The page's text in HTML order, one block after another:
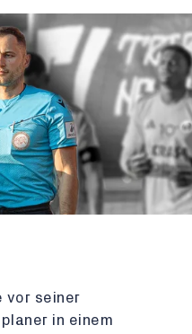
vor seiner
in einem